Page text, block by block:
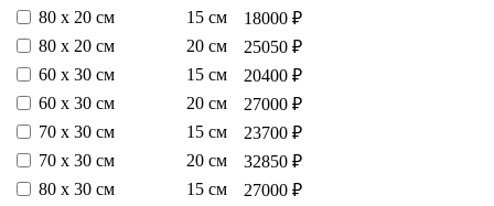
80 х 20 см
15 см
18000 ₽
80 х 20 см
20 см
25050 ₽
60 х 30 см
15 см
20400 ₽
60 х 30 см
20 см
27000 ₽
70 х 30 см
15 см
23700 ₽
70 х 30 см
20 см
32850 ₽
80 х 30 см
15 см
27000 ₽